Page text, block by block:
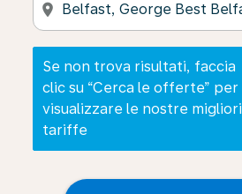
location_on
Se non trova risultati, faccia
clic su “Cerca le offerte” per
visualizzare le nostre migliori
tariffe